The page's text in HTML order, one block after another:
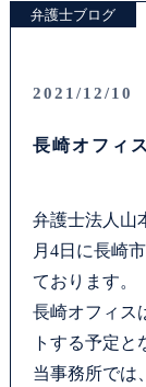
弁護士ブログ
2021/12/10
長崎オフィ
弁護士法人山
月4日に長崎
ております。
長崎オフィス
トする予定と
当事務所では